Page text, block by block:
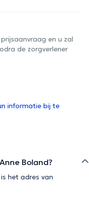
en u zal
de zorgverlener
informatie bij te
Boland?
het adres van